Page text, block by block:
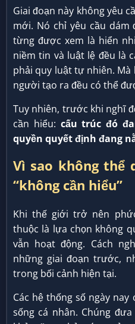
Giai đoạn này không yêu
mới. Nó chỉ yêu cầu dám
từng được xem là hiển
niềm tin và luật lệ đều là
phải quy luật tự nhiên.
người tạo ra đều có thể
Tuy nhiên, trước khi nghĩ
cần hiểu: cấu trúc đó
quyền quyết định đang
Vì sao không thể
“không cần hiểu”
Khi thế giới trở nên
thuộc là lựa chọn không
vẫn hoạt động. Cách
những giai đoạn trước,
trong bối cảnh hiện tại.
Các hệ thống số ngày
sống cá nhân. Chúng